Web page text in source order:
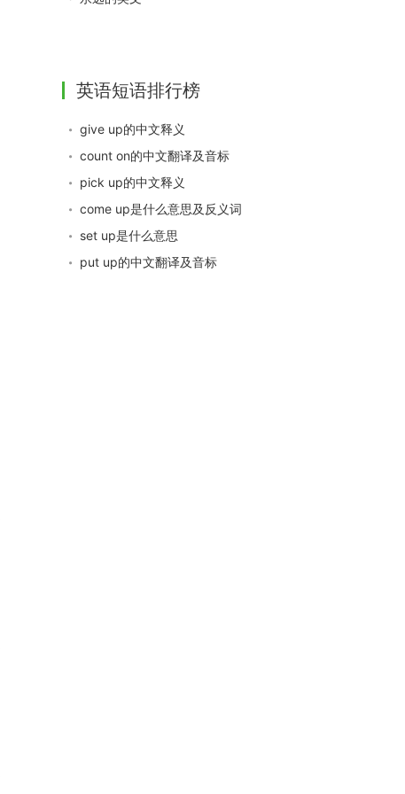
英语短语排行榜
give up的中文释义
count on的中文翻译及音标
pick up的中文释义
come up是什么意思及反义词
set up是什么意思
put up的中文翻译及音标